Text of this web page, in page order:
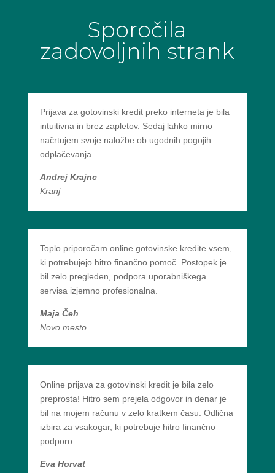
Sporočila
zadovoljnih strank
Prijava za gotovinski kredit preko interneta je bila
intuitivna in brez zapletov. Sedaj lahko mirno
načrtujem svoje naložbe ob ugodnih pogojih
odplačevanja.
Andrej Krajnc
Kranj
Toplo priporočam online gotovinske kredite vsem,
ki potrebujejo hitro finančno pomoč. Postopek je
bil zelo pregleden, podpora uporabniškega
servisa izjemno profesionalna.
Maja Čeh
Novo mesto
Online prijava za gotovinski kredit je bila zelo
preprosta! Hitro sem prejela odgovor in denar je
bil na mojem računu v zelo kratkem času. Odlična
izbira za vsakogar, ki potrebuje hitro finančno
podporo.
Eva Horvat